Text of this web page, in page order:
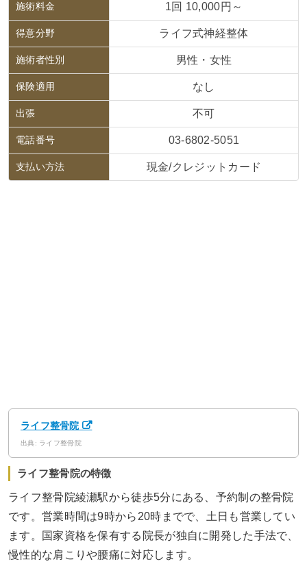
施術料金 1回 10,000円～
得意分野 ライフ式神経整体
施術者性別 男性・女性
保険適用 なし
出張 不可
電話番号 03-6802-5051
支払い方法 現金/クレジットカード
ライフ整骨院
出典: ライフ整骨院
ライフ整骨院の特徴
ライフ整骨院綾瀬駅から徒歩5分にある、予約制の整骨院
です。営業時間は9時から20時までで、土日も営業してい
ます。国家資格を保有する院長が独自に開発した手法で、
慢性的な肩こりや腰痛に対応します。